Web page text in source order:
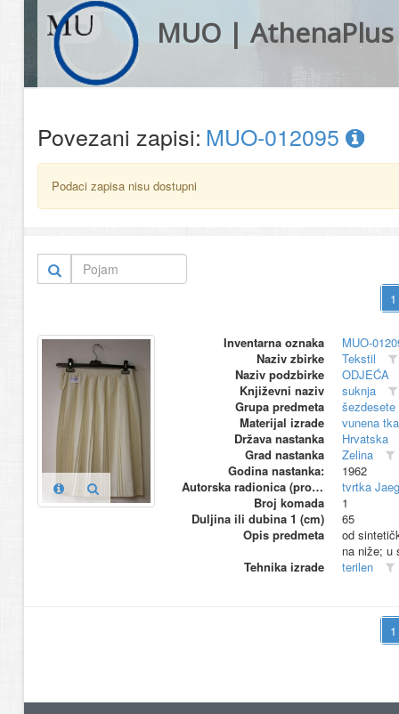
MUO | AthenaPlus
Povezani zapisi: MUO-012095
Podaci zapisa nisu dostupni
Inventarna oznaka
MUO-
Naziv zbirke
Tekstil
Naziv podzbirke
ODJEĆA
Književni naziv
suknja
Grupa predmeta
šezdesete
Materijal izrade
vunena
Država nastanka
Hrvatska
Grad nastanka
Zelina
Godina nastanka:
1962
Autorska radionica (proizvođač)
tvrtka
Broj komada
1
Duljina ili dubina 1 (cm)
65
Opis predmeta
od
na niže; u
Tehnika izrade
terilen